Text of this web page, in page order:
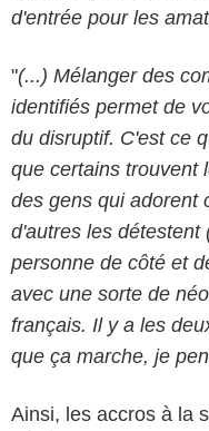
d'entrée pour les
"(...) Mélanger des
identifiés permet de
du disruptif. C'est ce
que certains trouvent
des gens qui adorent
d'autres les détestent
personne de côté et
avec une sorte de
français. Il y a les
que ça marche, je
Ainsi, les accros à la